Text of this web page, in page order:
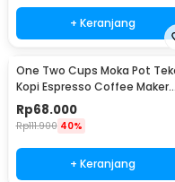
+ Keranjang
One Two Cups Moka Pot
Kopi Espresso Coffee Maker
Stovetop 4 Cup 200ml - Z21
Rp68.000
Rp111.900 40%
+ Keranjang